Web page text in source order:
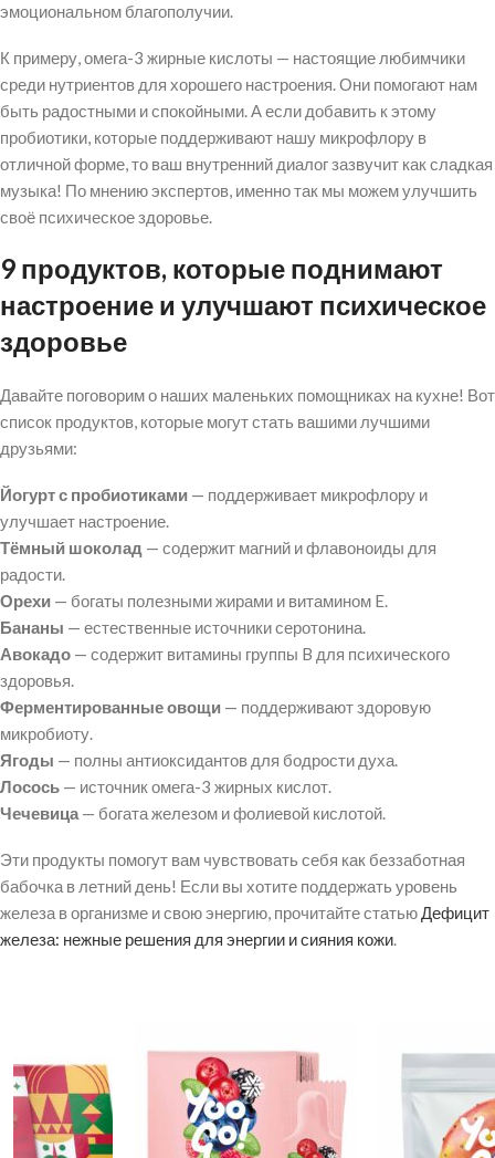
эмоциональном благополучии.
К примеру, омега-3 жирные кислоты — настоящие любимчики
среди нутриентов для хорошего настроения. Они помогают нам
быть радостными и спокойными. А если добавить к этому
пробиотики, которые поддерживают нашу микрофлору в
отличной форме, то ваш внутренний диалог зазвучит как сладкая
музыка! По мнению экспертов, именно так мы можем улучшить
своё психическое здоровье.
9 продуктов, которые поднимают
настроение и улучшают психическое
здоровье
Давайте поговорим о наших маленьких помощниках на кухне! Вот
список продуктов, которые могут стать вашими лучшими
друзьями:
Йогурт с пробиотиками — поддерживает микрофлору и
улучшает настроение.
Тёмный шоколад — содержит магний и флавоноиды для
радости.
Орехи — богаты полезными жирами и витамином E.
Бананы — естественные источники серотонина.
Авокадо — содержит витамины группы B для психического
здоровья.
Ферментированные овощи — поддерживают здоровую
микробиоту.
Ягоды — полны антиоксидантов для бодрости духа.
Лосось — источник омега-3 жирных кислот.
Чечевица — богата железом и фолиевой кислотой.
Эти продукты помогут вам чувствовать себя как беззаботная
бабочка в летний день! Если вы хотите поддержать уровень
железа в организме и свою энергию, прочитайте статьюДефицит
железа: нежные решения для энергии и сияния кожи.